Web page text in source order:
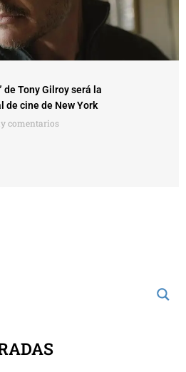
de Tony Gilroy será la
de cine de New York
comentarios